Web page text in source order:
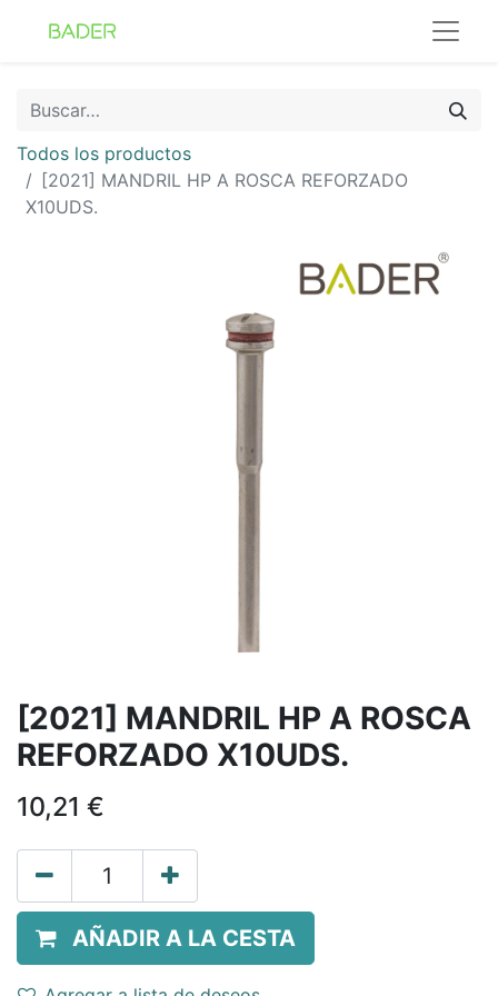
Todos los productos
[2021] MANDRIL HP A ROSCA REFORZADO
X10UDS.
[2021] MANDRIL HP A ROSCA
REFORZADO X10UDS.
10,21 €
AÑADIR A LA CESTA